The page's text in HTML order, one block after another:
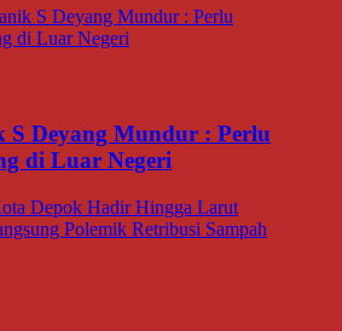
S Deyang Mundur : Perlu
di Luar Negeri